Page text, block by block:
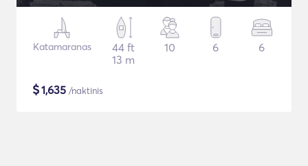
Katamaranas
44 ft
13 m
10 6 6
$1,635 /naktinis